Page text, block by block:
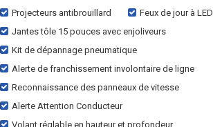
Projecteurs antibrouillard
Feux de jour à LED
Jantes tôle 15 pouces avec enjoliveurs
Kit de dépannage pneumatique
Alerte de franchissement involontaire de ligne
Reconnaissance des panneaux de vitesse
Alerte Attention Conducteur
Volant réglable en hauteur et profondeur